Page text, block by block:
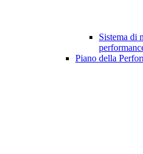
Sistema di
Piano della